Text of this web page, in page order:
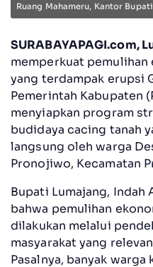
Ruang Mahameru, Kantor
SURABAYAPAGI.com,
memperkuat pemulihan
yang terdampak erupsi
Pemerintah Kabupaten
menyiapkan program
budidaya cacing tanah
langsung oleh warga
Pronojiwo, Kecamatan
Bupati Lumajang, Indah
bahwa pemulihan
dilakukan melalui
masyarakat yang
Pasalnya, banyak warga